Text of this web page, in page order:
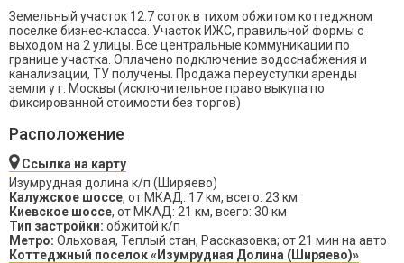
Земельный участок 12.7 соток в тихом обжитом коттеджном
поселке бизнес-класса. Участок ИЖС, правильной формы с
выходом на 2 улицы. Все центральные коммуникации по
границе участка. Оплачено подключение водоснабжения и
канализации, ТУ получены. Продажа переуступки аренды
земли у г. Москвы (исключительное право выкупа по
фиксированной стоимости без торгов)
Расположение
Ссылка на карту
Изумрудная долина к/п (Ширяево)
Калужское шоссе, от МКАД: 17 км, всего: 23 км
Киевское шоссе, от МКАД: 21 км, всего: 30 км
Тип застройки: обжитой к/п
Метро: Ольховая, Теплый стан, Рассказовка; от 21 мин на авто
Коттеджный поселок «Изумрудная Долина (Ширяево)»